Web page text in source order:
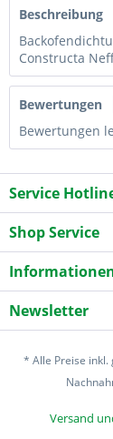
Beschreibung
Constructa
Bewertungen
Bewertungen
Service
Shop Service
Newsletter
* Alle Preise
Versand